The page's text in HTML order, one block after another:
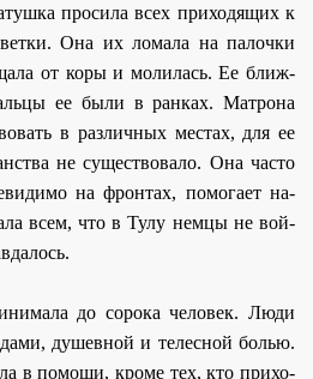
про­си­ла всех при­хо­дя­щих к
Она их ло­ма­ла на па­лоч­ки
от ко­ры и мо­ли­лась. Ее ближ­
ее бы­ли в ран­ках. Мат­ро­на
в раз­лич­ных ме­стах, для ее
не су­ще­ство­ва­ло. Она ча­сто
на фрон­тах, по­мо­га­ет на­
всем, что в Ту­лу нем­цы не вой­
до со­ро­ка че­ло­век. Лю­ди
ду­шев­ной и те­лес­ной бо­лью.
в по­мо­щи, кро­ме тех, кто при­хо­